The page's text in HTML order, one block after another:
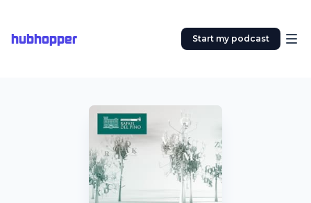
hubhopper Start my podcast